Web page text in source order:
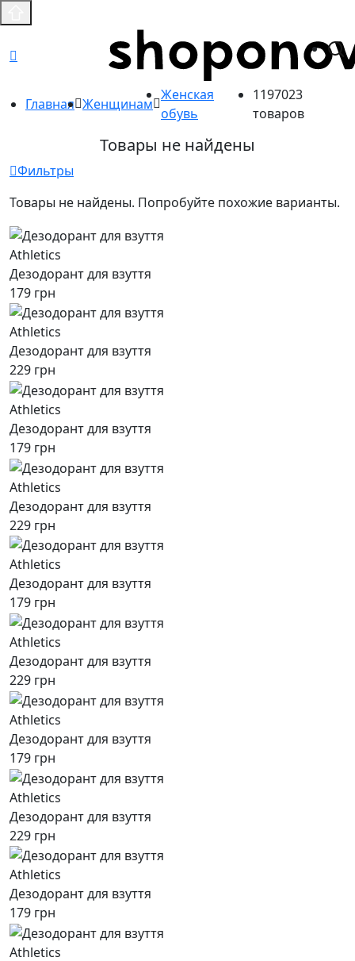
Главная Женщинам
Женская
обувь
1197023
товаров
Товары не найдены
Фильтры
Товары не найдены. Попробуйте похожие варианты.
Athletics
Дезодорант для взуття
179 грн
Athletics
Дезодорант для взуття
229 грн
Athletics
Дезодорант для взуття
179 грн
Athletics
Дезодорант для взуття
229 грн
Athletics
Дезодорант для взуття
179 грн
Athletics
Дезодорант для взуття
229 грн
Athletics
Дезодорант для взуття
179 грн
Athletics
Дезодорант для взуття
229 грн
Athletics
Дезодорант для взуття
179 грн
Athletics